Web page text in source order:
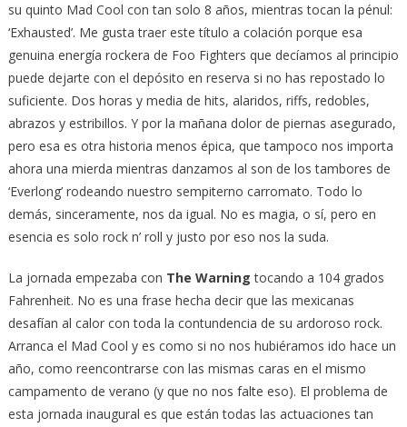
su quinto Mad Cool con tan solo 8 años, mientras tocan la pénul:
‘Exhausted’. Me gusta traer este título a colación porque esa
genuina energía rockera de Foo Fighters que decíamos al principio
puede dejarte con el depósito en reserva si no has repostado lo
suficiente. Dos horas y media de hits, alaridos, riffs, redobles,
abrazos y estribillos. Y por la mañana dolor de piernas asegurado,
pero esa es otra historia menos épica, que tampoco nos importa
ahora una mierda mientras danzamos al son de los tambores de
‘Everlong’ rodeando nuestro sempiterno carromato. Todo lo
demás, sinceramente, nos da igual. No es magia, o sí, pero en
esencia es solo rock n’ roll y justo por eso nos la suda.
La jornada empezaba con The Warning tocando a 104 grados
Fahrenheit. No es una frase hecha decir que las mexicanas
desafían al calor con toda la contundencia de su ardoroso rock.
Arranca el Mad Cool y es como si no nos hubiéramos ido hace un
año, como reencontrarse con las mismas caras en el mismo
campamento de verano (y que no nos falte eso). El problema de
esta jornada inaugural es que están todas las actuaciones tan